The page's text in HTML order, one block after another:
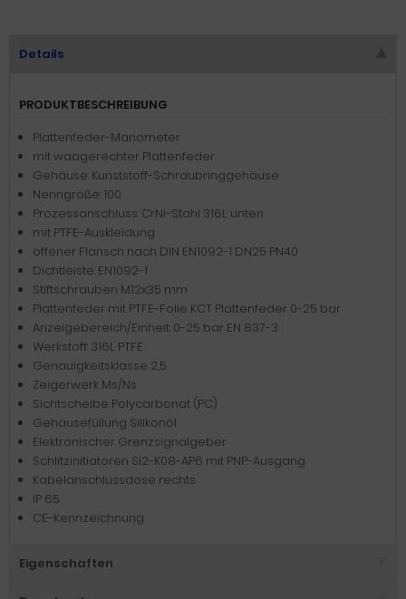
Details
PRODUKTBESCHREIBUNG
Plattenfeder-Manometer
mit waagerechter Plattenfeder
Gehäuse: Kunststoff-Schraubringgehäuse
Nenngröße: 100
Prozessanschluss: CrNi-Stahl 316L unten
mit PTFE-Auskleidung
offener Flansch nach DIN EN1092-1 DN25 PN40
Dichtleiste: EN1092-1
Stiftschrauben M12x35 mm
Plattenfeder mit PTFE-Folie KCT Plattenfeder 0-25 bar
Anzeigebereich/Einheit: 0-25 bar EN 837-3
Werkstoff: 316L PTFE
Genauigkeitsklasse 2,5
Zeigerwerk Ms/Ns
Sichtscheibe Polycarbonat (PC)
Gehäusefüllung Silikonöl
Elektronischer Grenzsignalgeber
Schlitzinitiatoren Si2-K08-AP6 mit PNP-Ausgang
Kabelanschlussdose rechts
IP 65
CE-Kennzeichnung
Eigenschaften